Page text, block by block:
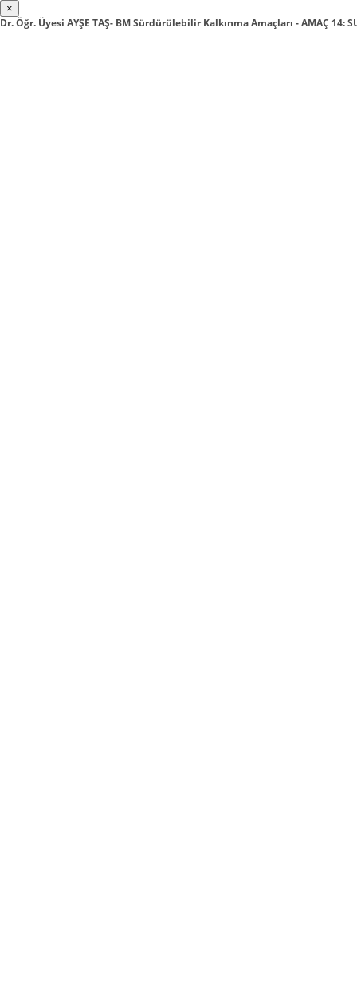
×
Dr. Öğr. Üyesi AYŞE TAŞ- BM Sürdürülebilir Kalkınma Amaçları - AMAÇ 14: